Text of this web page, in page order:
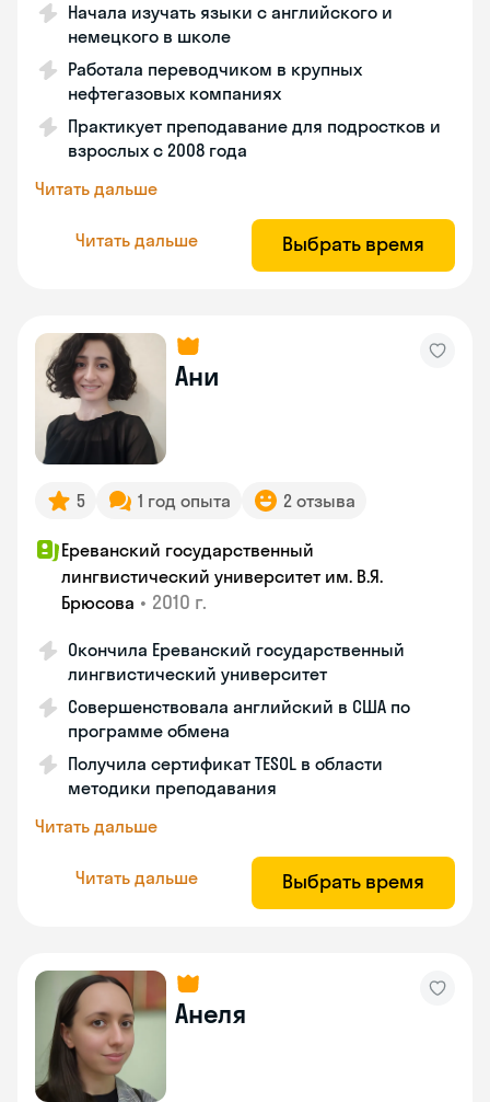
Начала изучать языки с английского и
немецкого в школе
Работала переводчиком в крупных
нефтегазовых компаниях
Практикует преподавание для подростков и
взрослых с 2008 года
Читать дальше
Читать дальше Выбрать время
Ани
5 1 год опыта 2 отзыва
Ереванский государственный
лингвистический университет им. В.Я.
Брюсова • 2010 г.
Окончила Ереванский государственный
лингвистический университет
Совершенствовала английский в США по
программе обмена
Получила сертификат TESOL в области
методики преподавания
Читать дальше
Читать дальше Выбрать время
Анеля